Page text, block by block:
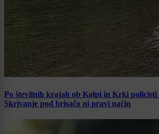
Po številnih krajah ob Kolpi in Krki policisti
Skrivanje pod brisačo ni pravi način